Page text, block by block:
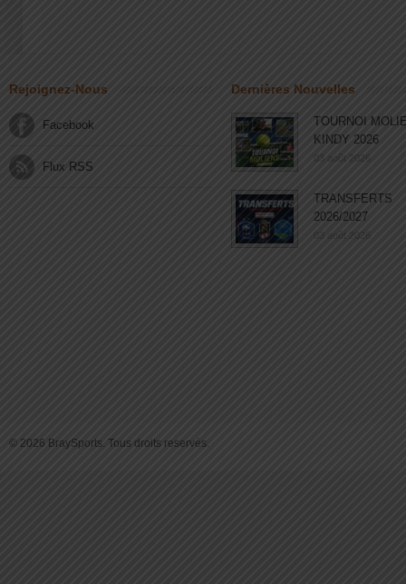
Rejoignez-Nous
Facebook
Flux RSS
Dernières Nouvelles
TOURNOI
KINDY 2026
03 août 2026
TRANSFERTS
2026/2027
03 août 2026
© 2026 BraySports. Tous droits reservés.